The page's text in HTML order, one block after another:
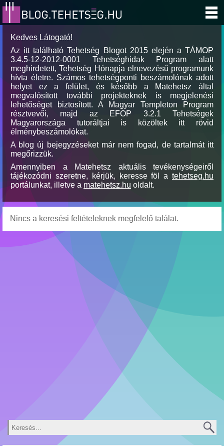
Kedves Látogató!
Az itt található Tehetség Blogot 2015 elején a TÁMOP
3.4.5-12-2012-0001 Tehetséghidak Program alatt
meghirdetett, Tehetség Hónapja elnevezésű programunk
hívta életre. Számos tehetségponti beszámolónak adott
helyet ez a felület, és később a Matehetsz által
megvalósított további projekteknek is megjelenési
lehetőséget biztosított. A Magyar Templeton Program
résztvevői, majd az EFOP 3.2.1 Tehetségek
Magyarországa tutoráltjai is közöltek itt rövid
élménybeszámolókat.
A blog új bejegyzéseket már nem fogad, de tartalmát itt
megőrizzük.
Amennyiben a Matehetsz aktuális tevékenységeiről
tájékozódni szeretne, kérjük, keresse föl a tehetseg.hu
portálunkat, illetve a matehetsz.hu oldalt.
Nincs a keresési feltételeknek megfelelő találat.
Keresés